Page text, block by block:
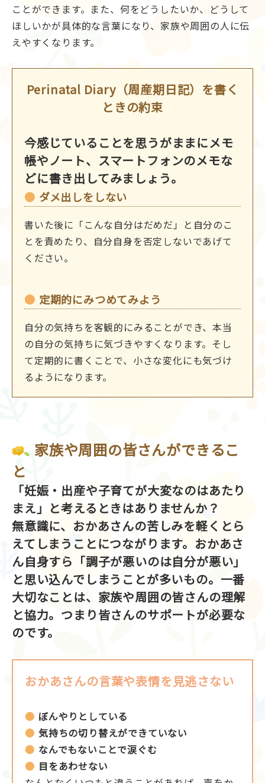
ことができます。また、何をどうしたいか、どうして
ほしいかが具体的な言葉になり、家族や周囲の人に伝
えやすくなります。
Perinatal Diary（周産期日記）を書く
ときの約束
今感じていることを思うがままにメモ
帳やノート、スマートフォンのメモな
どに書き出してみましょう。
ダメ出しをしない
書いた後に「こんな自分はだめだ」と自分のこ
とを責めたり、自分自身を否定しないであげて
ください。
定期的にみつめてみよう
自分の気持ちを客観的にみることができ、本当
の自分の気持ちに気づきやすくなります。そし
て定期的に書くことで、小さな変化にも気づけ
るようになります。
家族や周囲の皆さんができるこ
と
「妊娠・出産や子育てが大変なのはあたり
まえ」と考えるときはありませんか？
無意識に、おかあさんの苦しみを軽くとら
えてしまうことにつながります。おかあさ
ん自身すら「調子が悪いのは自分が悪い」
と思い込んでしまうことが多いもの。一番
大切なことは、家族や周囲の皆さんの理解
と協力。つまり皆さんのサポートが必要な
のです。
おかあさんの言葉や表情を見逃さない
ぼんやりとしている
気持ちの切り替えができていない
なんでもないことで涙ぐむ
目をあわせない